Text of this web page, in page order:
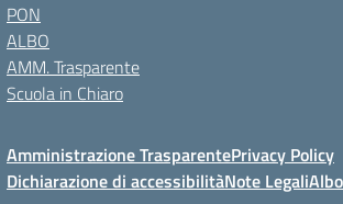
PON
ALBO
AMM. Trasparente
Scuola in Chiaro
Amministrazione TrasparentePrivacy Policy
Dichiarazione di accessibilitàNote Legali